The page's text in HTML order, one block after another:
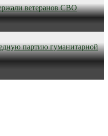
ветеранов СВО
партию гуманитарной